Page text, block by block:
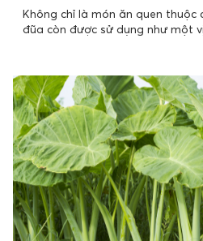
Không chỉ là món ăn quen thuộc
đũa còn được sử dụng như một